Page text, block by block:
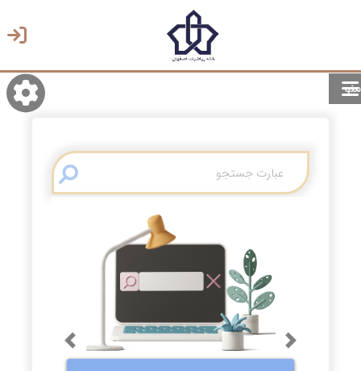
منو
انتخاب زبان
Previous Next